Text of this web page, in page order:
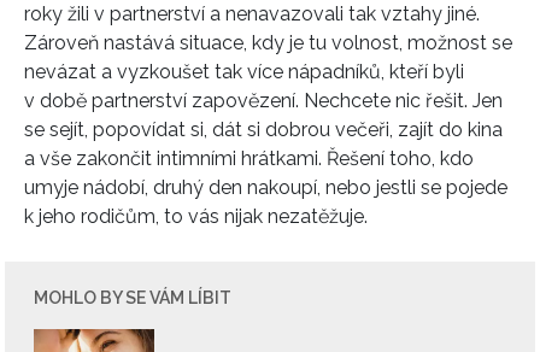
roky žili v partnerství a nenavazovali tak vztahy jiné.
Zároveň nastává situace, kdy je tu volnost, možnost se
nevázat a vyzkoušet tak více nápadníků, kteří byli
v době partnerství zapovězení. Nechcete nic řešit. Jen
se sejít, popovídat si, dát si dobrou večeři, zajít do kina
a vše zakončit intimními hrátkami. Řešení toho, kdo
umyje nádobí, druhý den nakoupí, nebo jestli se pojede
k jeho rodičům, to vás nijak nezatěžuje.
MOHLO BY SE VÁM LÍBIT